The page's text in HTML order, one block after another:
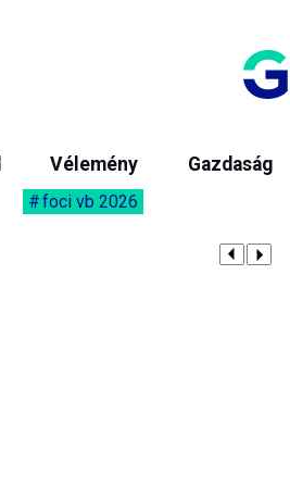
Vélemény Gazdaság
foci vb 2026